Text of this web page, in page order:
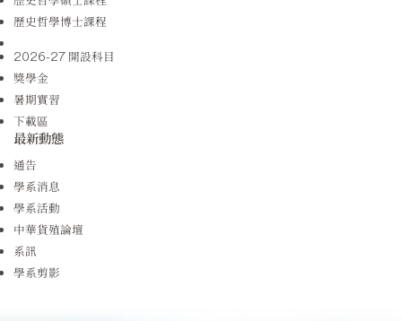
歷史哲學博士課程
2026-27 開設科目
獎學金
暑期實習
下載區
最新動態
通告
學系消息
學系活動
中華貨殖論壇
系訊
學系剪影